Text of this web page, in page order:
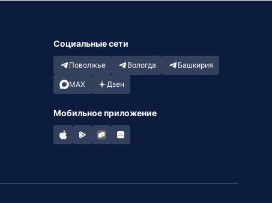
Социальные сети
Поволжье Вологда Башкирия
MAX Дзен
Мобильное приложение